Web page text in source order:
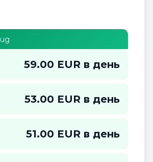
59.00 EUR в день
53.00 EUR в день
51.00 EUR в день